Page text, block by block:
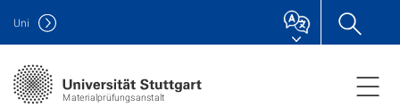
Materialprüfungsanstalt
Uni